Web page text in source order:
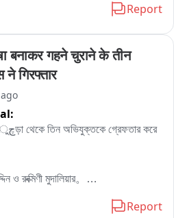
তাঁরা মনোজ লেটকে কোন অভিযোগে আটক
প্রক্রিয়া সম্পন্ন করে এদিন সকালে
ছেড়ে দেয় রামপুরহাট থানার পুলিশ।
Report
बनाकर गहने चुराने के तीन
गिरफ्तार
ও রুক্মিণী মুদালিয়ার。
Report